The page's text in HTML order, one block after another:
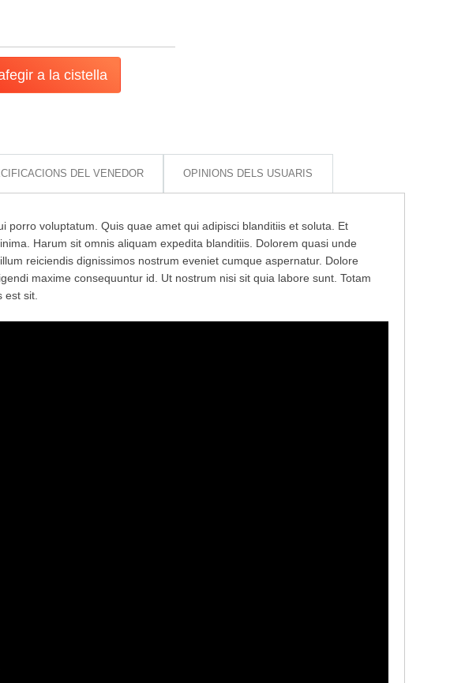
a la cistella
DEL VENEDOR OPINIONS DELS USUARIS
porro voluptatum. Quis quae amet qui adipisci blanditiis et soluta. Et
Harum sit omnis aliquam expedita blanditiis. Dolorem quasi unde
reiciendis dignissimos nostrum eveniet cumque aspernatur. Dolore
maxime consequuntur id. Ut nostrum nisi sit quia labore sunt. Totam
est sit.